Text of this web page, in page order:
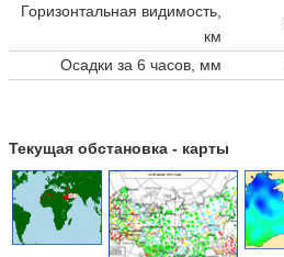
Горизонтальная видимость,
км
Осадки за 6 часов, мм
Текущая обстановка - карты